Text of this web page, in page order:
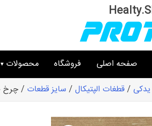
صفحه اصلی فروشگاه محصولات
یدکی /قطغات الپتیکال/ سایز قطعات / چرخ F5/F10